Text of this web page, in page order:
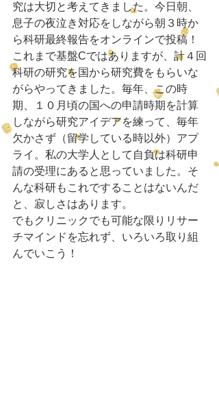
究は大切と考えてきました。今日朝、
息子の夜泣き対応をしながら朝３時か
ら科研最終報告をオンラインで投稿！
これまで基盤Cではありますが、計４回
科研の研究を国から研究費をもらいな
がらやってきました。毎年、この時
期、１０月頃の国への申請時期を計算
しながら研究アイデアを練って、毎年
欠かさず（留学している時以外）アプ
ライ。私の大学人として自負は科研申
請の受理にあると思っていました。そ
んな科研もこれですることはないんだ
と、寂しさはあります。
でもクリニックでも可能な限りリサー
チマインドを忘れず、いろいろ取り組
んでいこう！